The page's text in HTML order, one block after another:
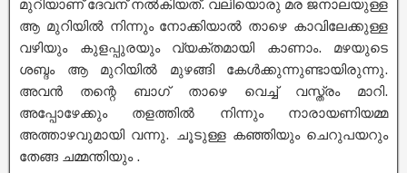
മുറിയാണ് ദേവന് നൽകിയത്. വലിയൊരു മര ജനാലയുള്ള
ആ മുറിയിൽ നിന്നും നോക്കിയാൽ താഴെ കാവിലേക്കുള്ള
വഴിയും കുളപ്പുരയും വ്യക്തമായി കാണാം. മഴയുടെ
ശബ്ദം ആ മുറിയിൽ മുഴങ്ങി കേൾക്കുന്നുണ്ടായിരുന്നു.
അവൻ തന്റെ ബാഗ് താഴെ വെച്ച് വസ്ത്രം മാറി.
അപ്പോഴേക്കും തളത്തിൽ നിന്നും നാരായണിയമ്മ
അത്താഴവുമായി വന്നു. ചൂടുള്ള കഞ്ഞിയും ചെറുപയറും
തേങ്ങ ചമ്മന്തിയും .